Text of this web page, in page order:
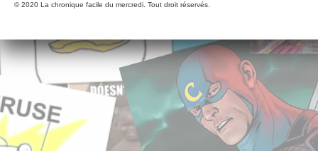
© 2020 La chronique facile du mercredi. Tout droit réservés.